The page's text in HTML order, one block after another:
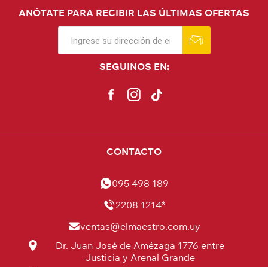
ANÓTATE PARA RECIBIR LAS ÚLTIMAS OFERTAS
SEGUINOS EN:
CONTACTO
095 498 189
2208 1214*
ventas@elmaestro.com.uy
Dr. Juan José de Amézaga 1776 entre
Justicia y Arenal Grande